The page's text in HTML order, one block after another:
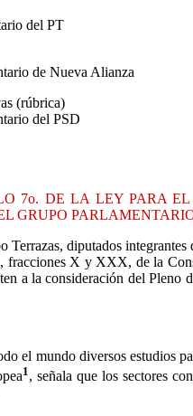
del PT
de Nueva Alianza
(rúbrica)
del PSD
7o. DE LA LEY PARA
GRUPO
diputados
X y XXX, de la
a la consideración del
el mundo diversos estudios
1, señala que los sectores